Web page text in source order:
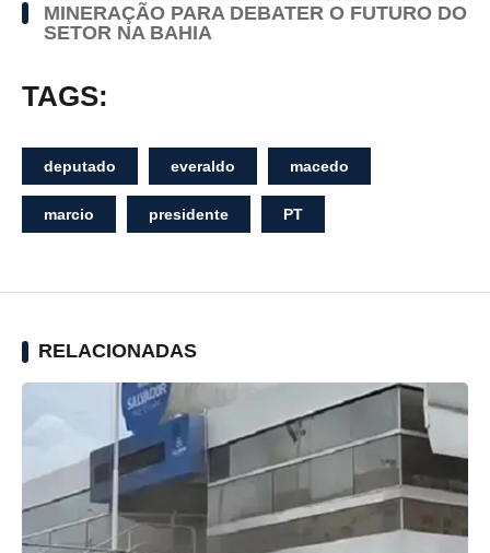
MINERAÇÃO PARA DEBATER O FUTURO DO
SETOR NA BAHIA
TAGS:
deputado everaldo macedo
marcio presidente PT
RELACIONADAS